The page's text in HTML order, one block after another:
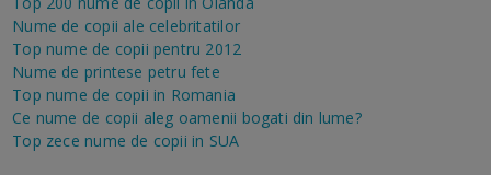
Nume de copii ale celebritatilor
Top nume de copii pentru 2012
Nume de printese petru fete
Top nume de copii in Romania
Ce nume de copii aleg oamenii bogati din lume?
Top zece nume de copii in SUA